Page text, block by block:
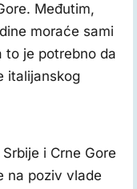
Međutim,
moraće sami
to je potrebno da
italijanskog
i Crne Gore
na poziv vlade